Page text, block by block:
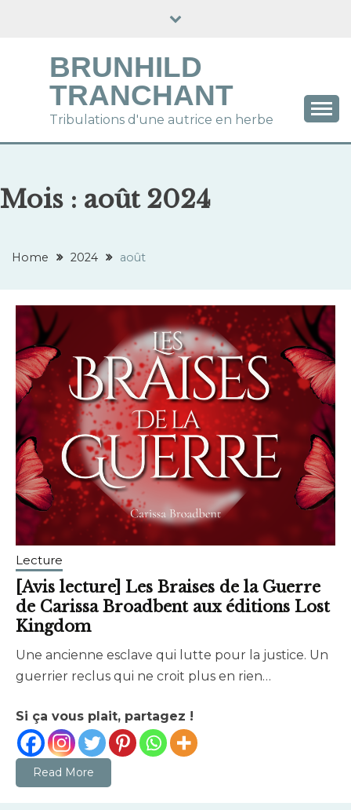
BRUNHILD
TRANCHANT
Tribulations d'une autrice en herbe
Mois : août 2024
Home 2024 août
Lecture
[Avis lecture] Les Braises de la Guerre
de Carissa Broadbent aux éditions Lost
Kingdom
26,
brunhildtranchant@gmail.com
Une ancienne esclave qui lutte pour la justice. Un
guerrier reclus qui ne croit plus en rien…
Si ça vous plait, partagez !
Read More